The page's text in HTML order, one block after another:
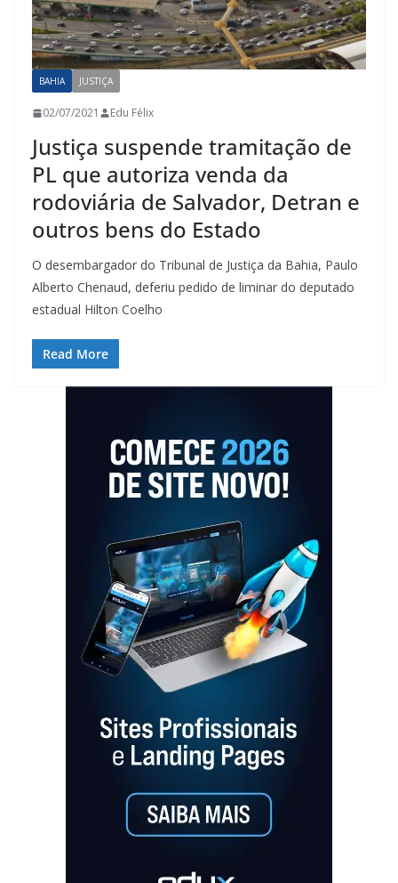
BAHIA JUSTIÇA
02/07/2021 Edu Félix
Justiça suspende tramitação de
PL que autoriza venda da
rodoviária de Salvador, Detran e
outros bens do Estado
O desembargador do Tribunal de Justiça da Bahia, Paulo
Alberto Chenaud, deferiu pedido de liminar do deputado
estadual Hilton Coelho
Read More